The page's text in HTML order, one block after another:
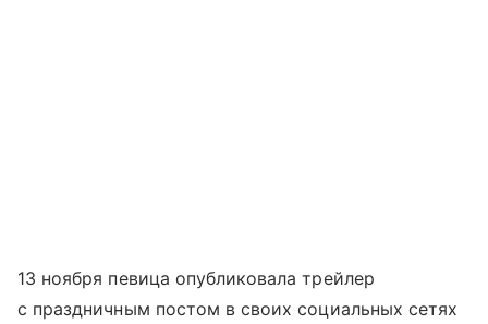
13 ноября певица опубликовала трейлер
с праздничным постом в своих социальных сетях